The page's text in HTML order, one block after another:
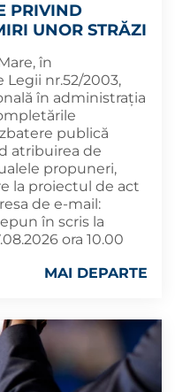
PRIVIND
UNOR STRĂZI
în
nr.52/2003,
în administrația
publică
atribuirea de
propuneri,
la proiectul de act
de e-mail:
în scris la
ora 10.00
MAI DEPARTE